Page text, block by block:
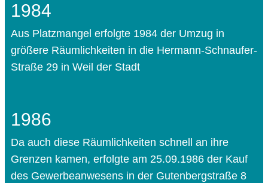
1984
Aus Platzmangel erfolgte 1984 der Umzug in
größere Räumlichkeiten in die Hermann-Schnaufer-
Straße 29 in Weil der Stadt
1986
Da auch diese Räumlichkeiten schnell an ihre
Grenzen kamen, erfolgte am 25.09.1986 der Kauf
des Gewerbeanwesens in der Gutenbergstraße 8